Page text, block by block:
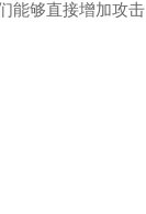
能够直接增加攻击